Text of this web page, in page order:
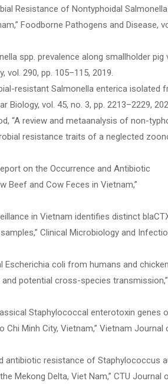
Resistance of Nontyphoidal
Foodborne Pathogens and Disease,
spp. prevalence along smallholder pig
vol. 290, pp. 105–115, 2019.
resistant Salmonella enterica isolated
Biology, vol. 45, no. 3, pp. 2213–2229,
“A review and metaanalysis of non-
resistance traits of a neglected
on the Occurrence and Antibiotic
Beef and Cow Feces in Vietnam,”
in Vietnam identifies distinct
Clinical Microbiology and
Escherichia coli from humans and
potential cross-species
Staphylococcal enterotoxin genes
Minh City, Vietnam,” Vietnam Journal
antibiotic resistance of Staphylococcus
Mekong Delta, Viet Nam,” CTU Journal